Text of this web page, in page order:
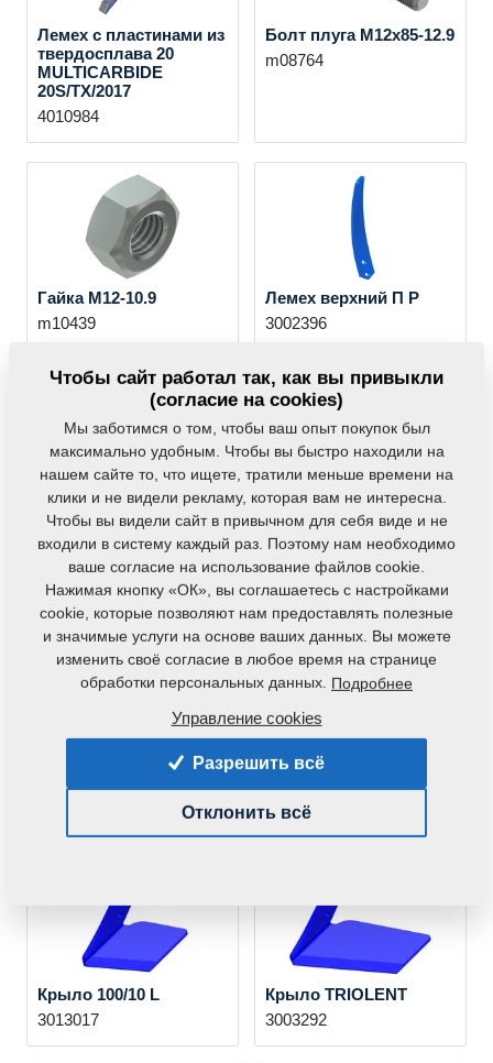
Лемех с пластинами из
твердосплава 20
MULTICARBIDE
20S/TX/2017
4010984
Болт плуга M12x85-12.9
m08764
Гайка M12-10.9
m10439
Лемех верхний П P
3002396
Лемех верхний Л L
3002395
Лемех верхний с
дефлектором П
P+DEFLEKTOR
4005379
L+DEFLEKTOR
Крыло 100/10 L
3013017
Крыло TRIOLENT
3003292
Чтобы сайт работал так, как вы привыкли
(согласие на cookies)
Мы заботимся о том, чтобы ваш опыт покупок был
максимально удобным. Чтобы вы быстро находили на
нашем сайте то, что ищете, тратили меньше времени на
клики и не видели рекламу, которая вам не интересна.
Чтобы вы видели сайт в привычном для себя виде и не
входили в систему каждый раз. Поэтому нам необходимо
ваше согласие на использование файлов cookie.
Нажимая кнопку «ОК», вы соглашаетесь с настройками
cookie, которые позволяют нам предоставлять полезные
и значимые услуги на основе ваших данных. Вы можете
изменить своё согласие в любое время на странице
обработки персональных данных. Подробнее
Управление cookies
Разрешить всё
Отклонить всё